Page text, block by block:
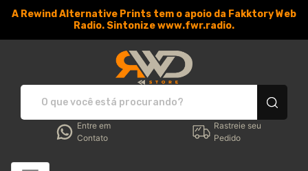
A Rewind Alternative Prints tem o apoio da Fakktory Web
Radio. Sintonize www.fwr.radio.
RWD Store - Camisetas
Entre em
Contato
Rastreie seu
Pedido